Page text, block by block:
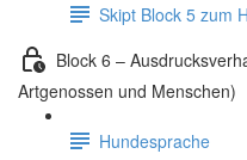
Skipt Block 5 zum
Block 6 –
Artgenossen und Menschen)
Hundesprache